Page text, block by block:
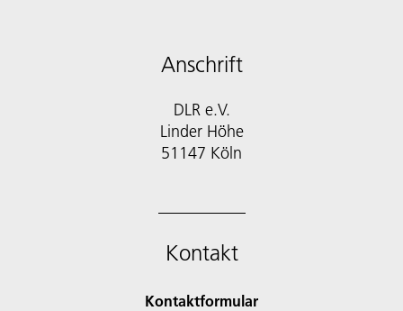
Anschrift
DLR e.V.
Linder Höhe
51147 Köln
Kontakt
Kontaktformular